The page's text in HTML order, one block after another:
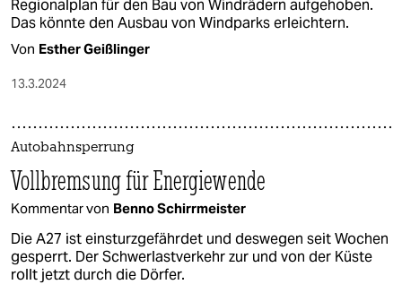
Regionalplan für den Bau von Windrädern aufgehoben.
Das könnte den Ausbau von Windparks erleichtern.
Von Esther Geißlinger
13.3.2024
Autobahnsperrung
Vollbremsung für Energiewende
Kommentar von Benno Schirrmeister
Die A27 ist einsturzgefährdet und deswegen seit Wochen
gesperrt. Der Schwerlastverkehr zur und von der Küste
rollt jetzt durch die Dörfer.